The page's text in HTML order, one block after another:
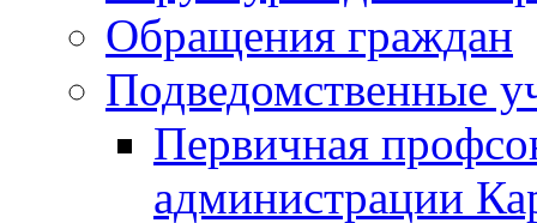
Обращения граждан
Подведомственные
Первичная
администрации